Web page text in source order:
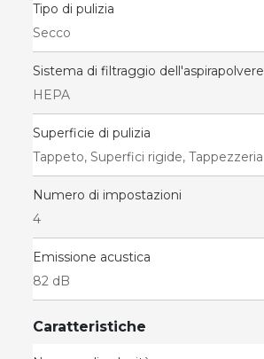
Tipo di pulizia
Secco
Sistema di filtraggio dell'aspirapolvere
HEPA
Superficie di pulizia
Tappeto, Superfici rigide, Tappezzeria
Numero di impostazioni
4
Emissione acustica
82 dB
Caratteristiche